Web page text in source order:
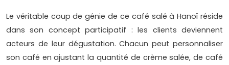
Le véritable coup de génie de ce café salé à Hanoï réside
dans son concept participatif : les clients deviennent
acteurs de leur dégustation. Chacun peut personnaliser
son café en ajustant la quantité de crème salée, de café